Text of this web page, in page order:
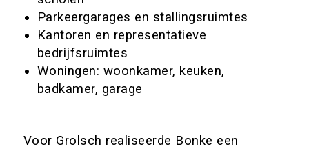
Parkeergarages en stallingsruimtes
Kantoren en representatieve
bedrijfsruimtes
Woningen: woonkamer, keuken,
badkamer, garage
Voor Grolsch realiseerde Bonke een